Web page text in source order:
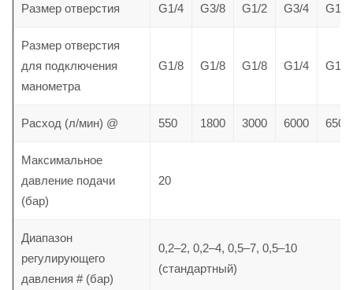
Размер отверстия G1/4 G3/8 G1/2 G3/4 G1
Размер отверстия
для подключения
манометра
G1/8 G1/8 G1/8 G1/4 G1/4
Расход (л/мин) @ 550 1800 3000 6000 6500
Максимальное
давление подачи
(бар)
20
Диапазон
регулирующего
давления # (бар)
0,2–2, 0,2–4, 0,5–7, 0,5–10
(стандартный)